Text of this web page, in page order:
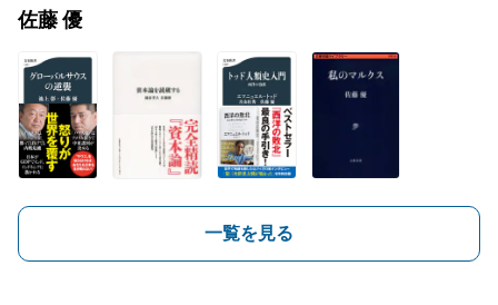
佐藤 優
一覧を見る